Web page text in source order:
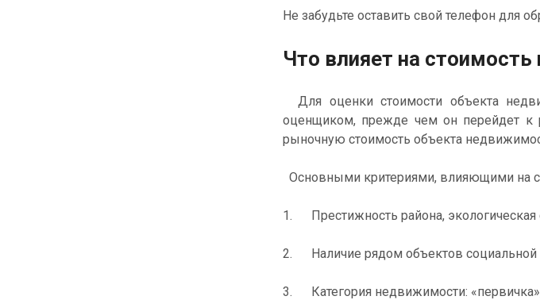
Не забудьте оставить свой телефон для
Что влияет на
Для оценки стоимости объекта
оценщиком, прежде чем он перейдет к
рыночную стоимость объекта
Основными критериями, влияющими на
1. Престижность района, экологическая
2. Наличие рядом объектов социальной
3. Категория недвижимости: «первичка»,